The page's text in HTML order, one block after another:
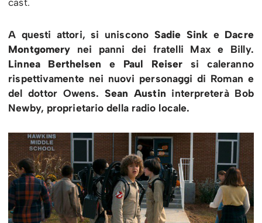
A questi attori, si uniscono Sadie Sink e Dacre
Montgomery nei panni dei fratelli Max e Billy.
Linnea Berthelsen e Paul Reiser si caleranno
rispettivamente nei nuovi personaggi di Roman e
del dottor Owens. Sean Austin interpreterà Bob
Newby, proprietario della radio locale.